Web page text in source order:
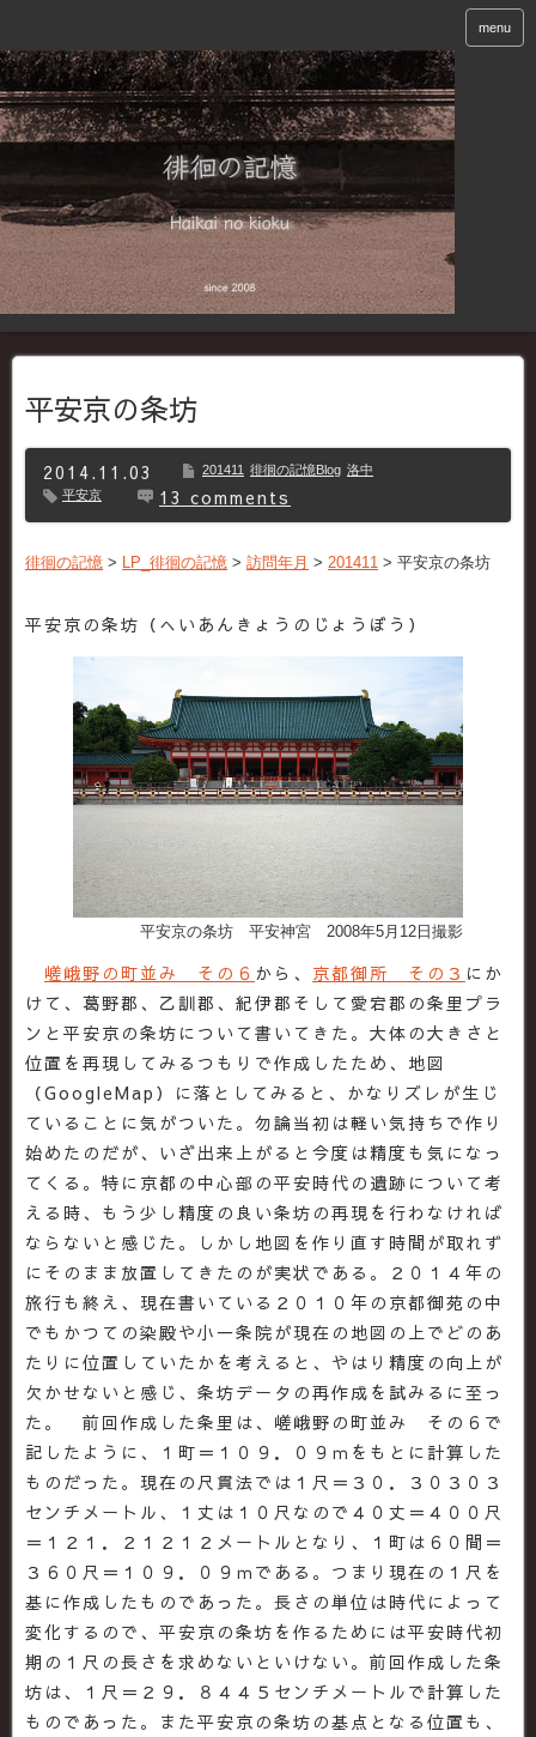
menu
平安京の条坊
2014.11.03 201411 徘徊の記憶Blog 洛中
平安京
13 comments
徘徊の記憶 > LP_徘徊の記憶 > 訪問年月 > 201411 > 平安京の条坊
平安京の条坊（へいあんきょうのじょうぼう）
平安京の条坊 平安神宮 2008年5月12日撮影
嵯峨野の町並み その６ から、 京都御所 その３ にか
けて、葛野郡、乙訓郡、紀伊郡そして愛宕郡の条里プラ
ンと平安京の条坊について書いてきた。大体の大きさと
位置を再現してみるつもりで作成したため、地図
（GoogleMap）に落としてみると、かなりズレが生じ
ていることに気がついた。勿論当初は軽い気持ちで作り
始めたのだが、いざ出来上がると今度は精度も気になっ
てくる。特に京都の中心部の平安時代の遺跡について考
える時、もう少し精度の良い条坊の再現を行わなければ
ならないと感じた。しかし地図を作り直す時間が取れず
にそのまま放置してきたのが実状である。２０１４年の
旅行も終え、現在書いている２０１０年の京都御苑の中
でもかつての染殿や小一条院が現在の地図の上でどのあ
たりに位置していたかを考えると、やはり精度の向上が
欠かせないと感じ、条坊データの再作成を試みるに至っ
た。 前回作成した条里は、嵯峨野の町並み その６で
記したように、１町＝１０９．０９ｍをもとに計算した
ものだった。現在の尺貫法では１尺＝３０．３０３０３
センチメートル、１丈は１０尺なので４０丈＝４００尺
＝１２１．２１２１２メートルとなり、１町は６０間＝
３６０尺＝１０９．０９ｍである。つまり現在の１尺を
基に作成したものであった。長さの単位は時代によって
変化するので、平安京の条坊を作るためには平安時代初
期の１尺の長さを求めないといけない。前回作成した条
坊は、１尺＝２９．８４４５センチメートルで計算した
ものであった。また平安京の条坊の基点となる位置も、